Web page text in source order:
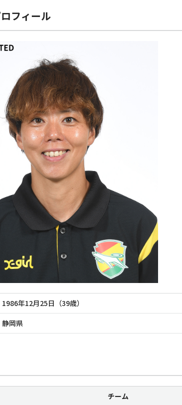
フィール
1986年12月25日（39歳）
静岡県
チーム